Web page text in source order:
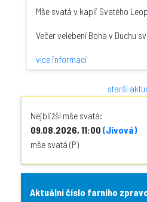
Mše svatá v kapli Svatého
Večer velebení Boha v Duchu
více informací
starší
Nejbližší mše svatá:
09.08.2026, 11:00 (Jívová)
mše svatá (P)
Aktuální číslo farního